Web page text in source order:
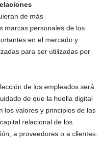
de más
marcas personales de los
en el mercado y
para ser utilizadas por
de los empleados será
de que la huella digital
los valores y principios de las
relacional de los
a proveedores o a clientes.